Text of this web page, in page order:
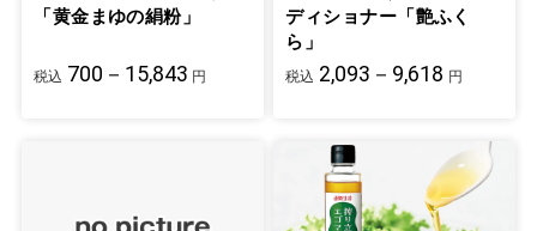
「黄金まゆの絹粉」
税込 700－15,843 円
ディショナー「艶ふく
ら」
税込 2,093－9,618 円